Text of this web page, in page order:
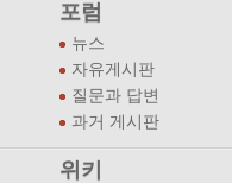
포럼
뉴스
자유게시판
질문과 답변
과거 게시판
위키